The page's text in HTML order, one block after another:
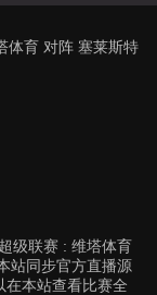
体育 对阵 塞莱斯特
级联赛 : 维塔体育
站同步官方直播源
在本站查看比赛全